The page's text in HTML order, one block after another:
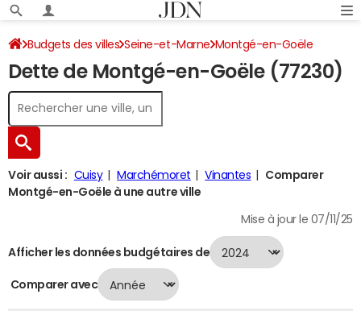
Budgets des villes Seine-et-Marne Montgé-en-Goële
Dette au 31/12/2024
Dette de Montgé-en-Goële (77230)
Voir aussi : Cuisy Marchémoret Vinantes
Comparer
Montgé-en-Goële à une autre ville
Mise à jour le 07/11/25
Afficher les données budgétaires de
Comparer avec